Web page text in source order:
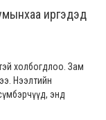
иргэдэд
холбогдлоо. Зам
Нээлтийн
энд